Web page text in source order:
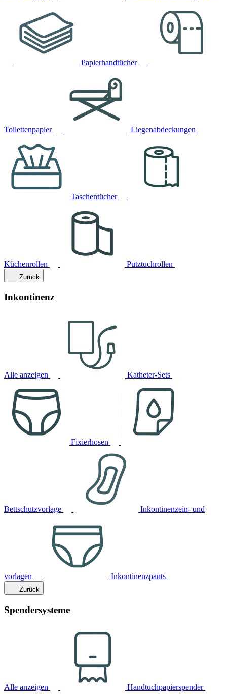
Papierhandtücher
Toilettenpapier Liegenabdeckungen
Taschentücher
Küchenrollen Putztuchrollen
Zurück
Inkontinenz
Alle anzeigen Katheter-Sets
Fixierhosen
Bettschutzvorlage Inkontinenzein- und
vorlagen Inkontinenzpants
Zurück
Spendersysteme
Alle anzeigen Handtuchpapierspender